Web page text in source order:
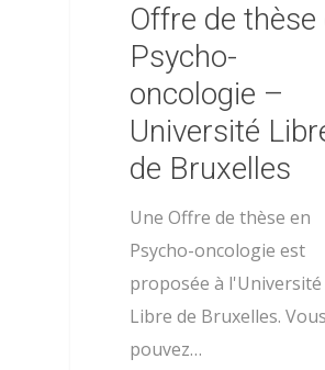
Offre de thèse
Psycho-
oncologie –
Université
de Bruxelles
Une Offre de thèse en
Psycho-oncologie est
proposée à l'Université
Libre de Bruxelles. Vous
pouvez…